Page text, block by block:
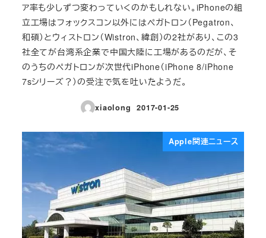
ア率も少しずつ変わっていくのかもしれない。iPhoneの組
立工場はフォックスコン以外にはペガトロン（Pegatron、
和碩）とウィストロン（Wistron、緯創）の2社があり、この3
社全てが台湾系企業で中国大陸に工場があるのだが、そ
のうちのペガトロンが次世代iPhone（iPhone 8/iPhone
7sシリーズ？）の受注で気を吐いたようだ。
xiaolong
投稿日
2017-01-25
Apple関連ニュース